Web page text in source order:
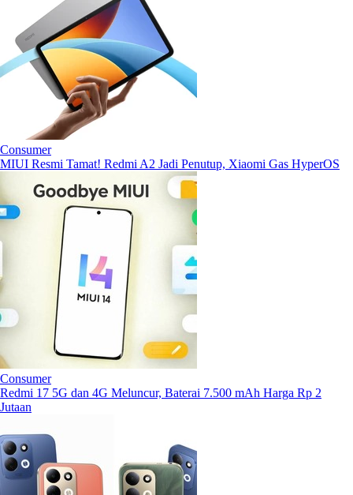
Consumer
MIUI Resmi Tamat! Redmi A2 Jadi Penutup, Xiaomi Gas HyperOS
Consumer
Redmi 17 5G dan 4G Meluncur, Baterai 7.500 mAh Harga Rp 2
Jutaan